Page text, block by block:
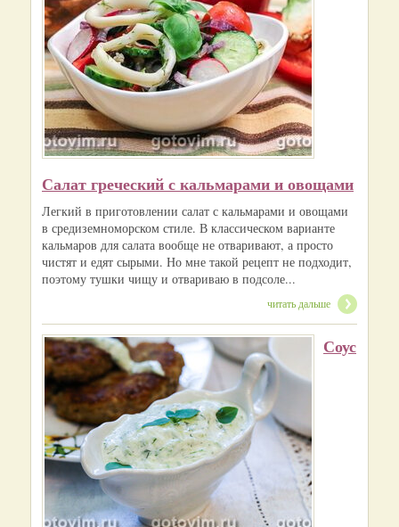
Салат греческий с кальмарами и овощами
Легкий в приготовлении салат с кальмарами и овощами
в средиземноморском стиле. В классическом варианте
кальмаров для салата вообще не отваривают, а просто
чистят и едят сырыми. Но мне такой рецепт не подходит,
поэтому тушки чищу и отвариваю в подсоле...
читать дальше
Соус